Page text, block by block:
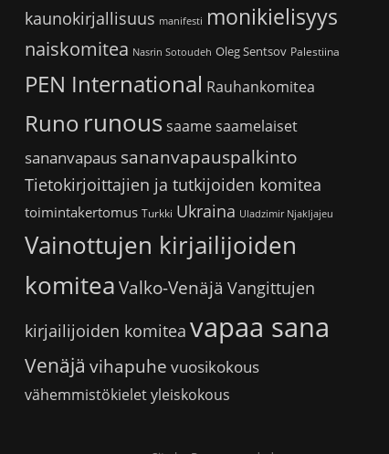
kaunokirjallisuus manifesti monikielisyys
naiskomitea Nasrin Sotoudeh Oleg Sentsov Palestiina
PEN International Rauhankomitea
Runo runoussaamesaamelaiset
sananvapaus sananvapauspalkinto
Tietokirjoittajien ja tutkijoiden komitea
toimintakertomus Turkki Ukraina Uladzimir Njakljajeu
Vainottujen kirjailijoiden
komitea Valko-Venäjä Vangittujen
kirjailijoiden komitea vapaa sana
Venäjä vihapuhe vuosikokous
vähemmistökieletyleiskokous